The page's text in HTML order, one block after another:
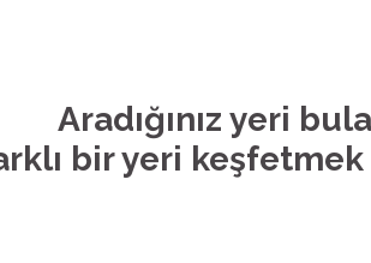
Aradığınız yeri
bir yeri